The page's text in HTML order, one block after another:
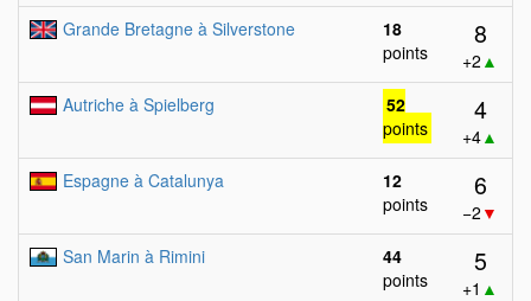
Grande Bretagne à Silverstone
18
points
8
+2 ▲
Autriche à Spielberg
52
points
4
+4▲
Espagne à Catalunya
12
points
6
−2 ▼
San Marin à Rimini
44
points
5
+1 ▲